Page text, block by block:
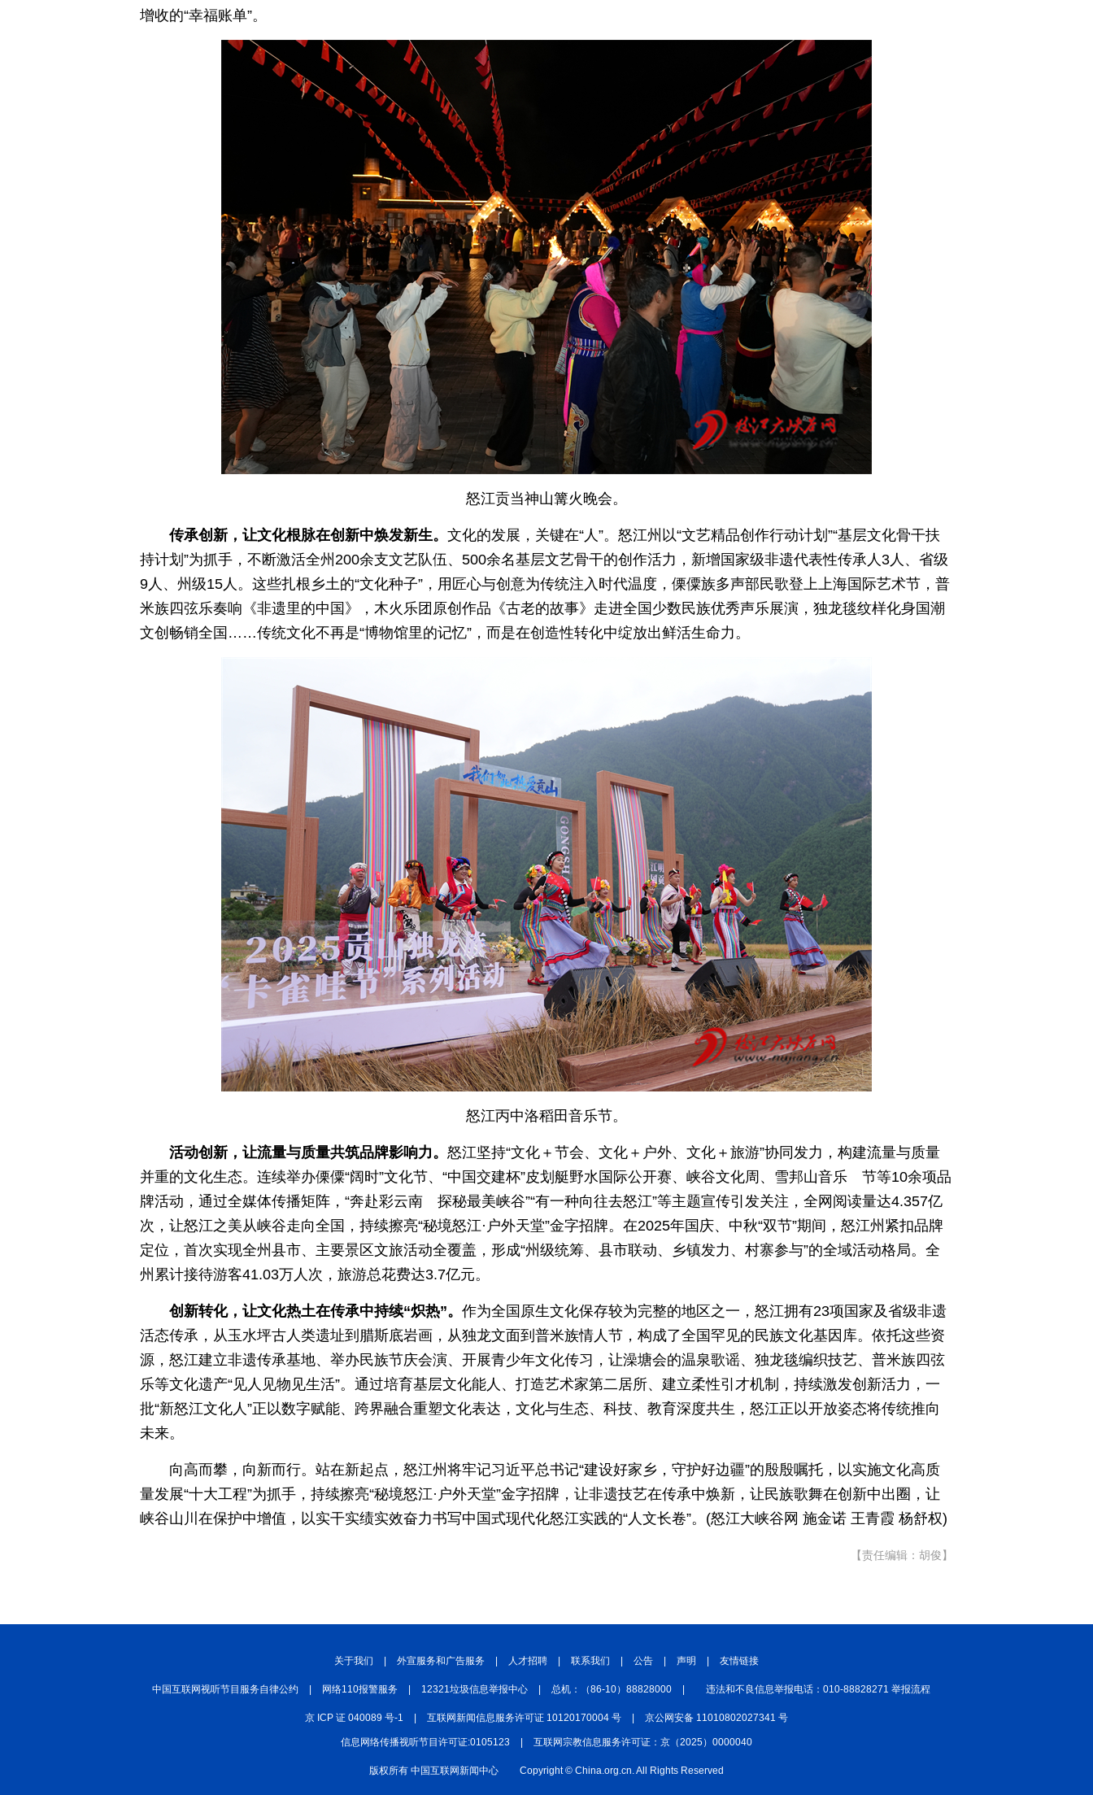
增收的“幸福账单”。
怒江贡当神山篝火晚会。
传承创新，让文化根脉在创新中焕发新生。 文化的发展，关键在“人”。怒江州以“文艺精品创作行动计划”“基层文化骨干扶
持计划”为抓手，不断激活全州200余支文艺队伍、500余名基层文艺骨干的创作活力，新增国家级非遗代表性传承人3人、省级
9人、州级15人。这些扎根乡土的“文化种子”，用匠心与创意为传统注入时代温度，傈僳族多声部民歌登上上海国际艺术节，普
米族四弦乐奏响《非遗里的中国》，木火乐团原创作品《古老的故事》走进全国少数民族优秀声乐展演，独龙毯纹样化身国潮
文创畅销全国……传统文化不再是“博物馆里的记忆”，而是在创造性转化中绽放出鲜活生命力。
怒江丙中洛稻田音乐节。
活动创新，让流量与质量共筑品牌影响力。 怒江坚持“文化＋节会、文化＋户外、文化＋旅游”协同发力，构建流量与质量
并重的文化生态。连续举办傈僳“阔时”文化节、“中国交建杯”皮划艇野水国际公开赛、峡谷文化周、雪邦山音乐 节等10余项品
牌活动，通过全媒体传播矩阵，“奔赴彩云南 探秘最美峡谷”“有一种向往去怒江”等主题宣传引发关注，全网阅读量达4.357亿
次，让怒江之美从峡谷走向全国，持续擦亮“秘境怒江·户外天堂”金字招牌。在2025年国庆、中秋“双节”期间，怒江州紧扣品牌
定位，首次实现全州县市、主要景区文旅活动全覆盖，形成“州级统筹、县市联动、乡镇发力、村寨参与”的全域活动格局。全
州累计接待游客41.03万人次，旅游总花费达3.7亿元。
创新转化，让文化热土在传承中持续“炽热”。 作为全国原生文化保存较为完整的地区之一，怒江拥有23项国家及省级非遗
活态传承，从玉水坪古人类遗址到腊斯底岩画，从独龙文面到普米族情人节，构成了全国罕见的民族文化基因库。依托这些资
源，怒江建立非遗传承基地、举办民族节庆会演、开展青少年文化传习，让澡塘会的温泉歌谣、独龙毯编织技艺、普米族四弦
乐等文化遗产“见人见物见生活”。通过培育基层文化能人、打造艺术家第二居所、建立柔性引才机制，持续激发创新活力，一
批“新怒江文化人”正以数字赋能、跨界融合重塑文化表达，文化与生态、科技、教育深度共生，怒江正以开放姿态将传统推向
未来。
向高而攀，向新而行。站在新起点，怒江州将牢记习近平总书记“建设好家乡，守护好边疆”的殷殷嘱托，以实施文化高质
量发展“十大工程”为抓手，持续擦亮“秘境怒江·户外天堂”金字招牌，让非遗技艺在传承中焕新，让民族歌舞在创新中出圈，让
峡谷山川在保护中增值，以实干实绩实效奋力书写中国式现代化怒江实践的“人文长卷”。(怒江大峡谷网 施金诺 王青霞 杨舒权)
【责任编辑：胡俊】
关于我们 | 外宣服务和广告服务 | 人才招聘 | 联系我们 | 公告 | 声明 | 友情链接
中国互联网视听节目服务自律公约 | 网络110报警服务 | 12321垃圾信息举报中心 | 总机：（86-10）88828000 | 违法和不良信息举报电话：010-88828271 举报流程
京 ICP 证 040089 号-1 | 互联网新闻信息服务许可证 10120170004 号 | 京公网安备 11010802027341 号
信息网络传播视听节目许可证:0105123 | 互联网宗教信息服务许可证：京（2025）0000040
版权所有 中国互联网新闻中心 Copyright © China.org.cn. All Rights Reserved